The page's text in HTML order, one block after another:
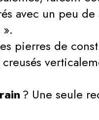
avec un peu
pierres de
? Une seule